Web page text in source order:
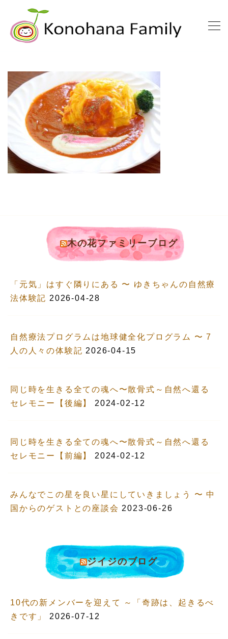
木の花ファミリーブログ
「元気」はすぐ隣りにある 〜 ゆきちゃんの自然療
法体験記 2026-04-28
自然療法プログラムは地球健全化プログラム 〜 7
人の人々の体験記 2026-04-15
同じ時を生きる全ての魂へ〜散骨式～自然へ還る
セレモニー【後編】
2024-02-12
同じ時を生きる全ての魂へ〜散骨式～自然へ還る
セレモニー【前編】
2024-02-12
みんなでこの星を良い星にしていきましょう 〜 中
国からのゲストとの座談会 2023-06-26
ジイジのブログ
10代の新メンバーを迎えて ～「奇跡は、起きるべ
きです」
2026-07-12